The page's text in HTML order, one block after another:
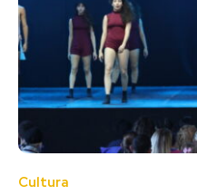
Cultura